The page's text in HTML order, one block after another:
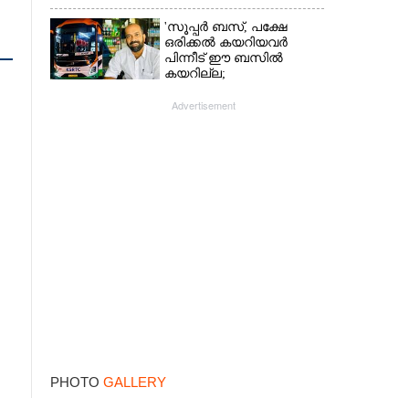
പൊട്ടിവീണാൽപോലും
മന്ത്രിയെ വിളിക്കുന്ന
കാലമാണിത്'
'സൂപ്പർ ബസ്, പക്ഷേ
ഒരിക്കൽ കയറിയവർ
പിന്നീട് ഈ ബസിൽ
കയറില്ല;
നഷ്ടം അരലക്ഷം
Advertisement
PHOTO GALLERY